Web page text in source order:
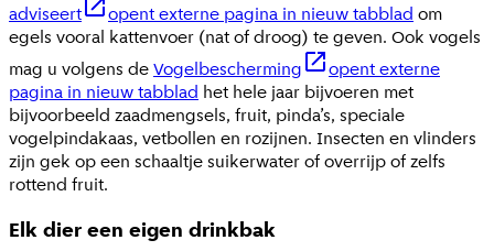
adviseert
opent externe pagina in nieuw tabblad om
egels vooral kattenvoer (nat of droog) te geven. Ook vogels
mag u volgens deVogelbescherming
opent externe
pagina in nieuw tabblad het hele jaar bijvoeren met
bijvoorbeeld zaadmengsels, fruit, pinda’s, speciale
vogelpindakaas, vetbollen en rozijnen. Insecten en vlinders
zijn gek op een schaaltje suikerwater of overrijp of zelfs
rottend fruit.
Elk dier een eigen drinkbak